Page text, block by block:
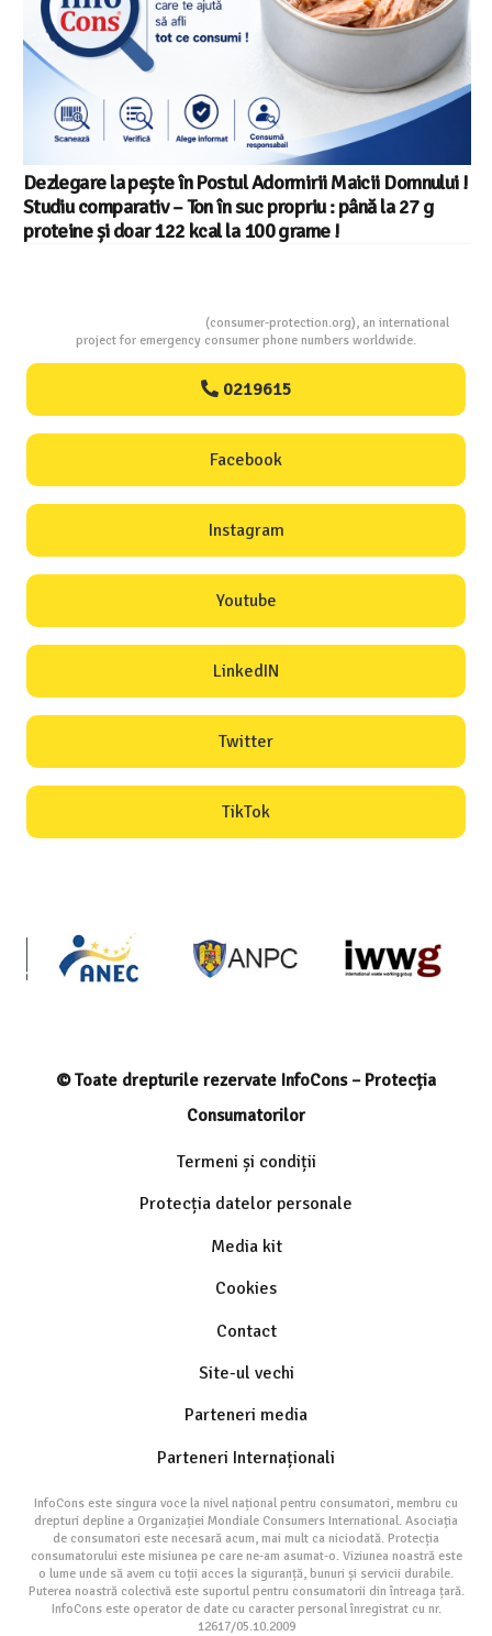
Dezlegare la pește în Postul Adormirii Maicii Domnului !
Studiu comparativ – Ton în suc propriu : până la 27 g
proteine și doar 122 kcal la 100 grame !
(consumer-protection.org), an international
project for emergency consumer phone numbers worldwide.
0219615
Facebook
Instagram
Youtube
LinkedIN
Twitter
TikTok
© Toate drepturile rezervate InfoCons – Protecția
Consumatorilor
Termeni și condiții
Protecția datelor personale
Media kit
Cookies
Contact
Site-ul vechi
Parteneri media
Parteneri Internaționali
InfoCons este singura voce la nivel național pentru consumatori, membru cu
drepturi depline a Organizației Mondiale Consumers International. Asociația
de consumatori este necesară acum, mai mult ca niciodată. Protecția
consumatorului este misiunea pe care ne-am asumat-o. Viziunea noastră este
o lume unde să avem cu toții acces la siguranță, bunuri și servicii durabile.
Puterea noastră colectivă este suportul pentru consumatorii din întreaga țară.
InfoCons este operator de date cu caracter personal înregistrat cu nr.
12617/05.10.2009